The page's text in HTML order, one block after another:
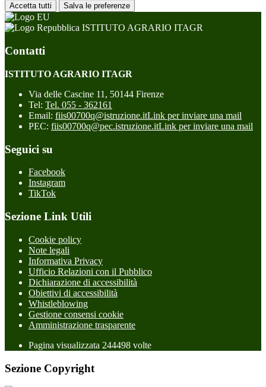
Accetta tutti Salva le preferenze
ISTITUTO AGRARIO ITAGR
Contatti
ISTITUTO AGRARIO ITAGR
Via delle Cascine 11, 50144 Firenze
Tel: Tel. 055 - 362161
Email: fiis00700q@istruzione.itLink per inviare una mail
PEC: fiis00700q@pec.istruzione.itLink per inviare una mail
Seguici su
Facebook
Instagram
TikTok
Sezione Link Utili
Cookie policy
Note legali
Informativa Privacy
Ufficio Relazioni con il Pubblico
Dichiarazione di accessibilità
Obiettivi di accessibilità
Whistleblowing
Gestione consensi cookie
Amministrazione trasparente
Pagina visualizzata 244498 volte
Sezione Copyright